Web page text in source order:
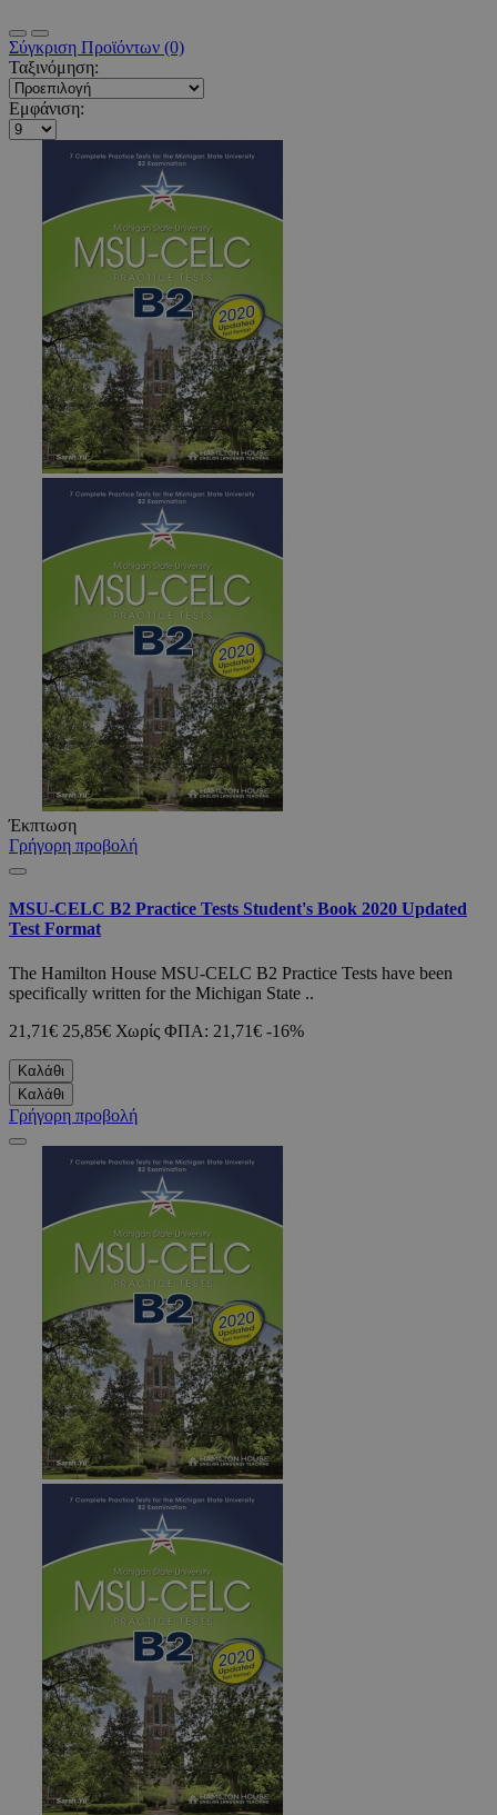
Σύγκριση Προϊόντων (0)
Ταξινόμηση:
Εμφάνιση:
Έκπτωση
Γρήγορη προβολή
MSU-CELC B2 Practice Tests Student's Book 2020 Updated
Test Format
The Hamilton House MSU-CELC B2 Practice Tests have been
specifically written for the Michigan State ..
21,71€ 25,85€ Χωρίς ΦΠΑ: 21,71€ -16%
Καλάθι
Καλάθι
Γρήγορη προβολή